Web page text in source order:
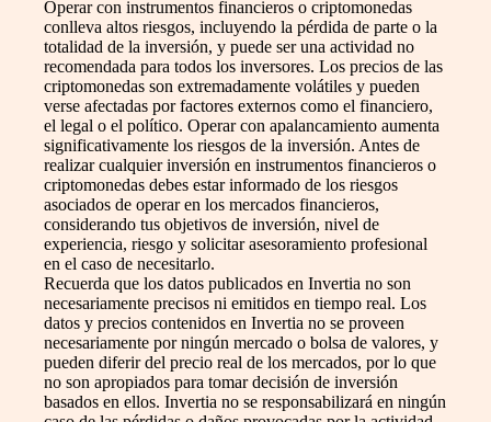
Operar con instrumentos financieros o criptomonedas
conlleva altos riesgos, incluyendo la pérdida de parte o la
totalidad de la inversión, y puede ser una actividad no
recomendada para todos los inversores. Los precios de las
criptomonedas son extremadamente volátiles y pueden
verse afectadas por factores externos como el financiero,
el legal o el político. Operar con apalancamiento aumenta
significativamente los riesgos de la inversión. Antes de
realizar cualquier inversión en instrumentos financieros o
criptomonedas debes estar informado de los riesgos
asociados de operar en los mercados financieros,
considerando tus objetivos de inversión, nivel de
experiencia, riesgo y solicitar asesoramiento profesional
en el caso de necesitarlo.
Recuerda que los datos publicados en Invertia no son
necesariamente precisos ni emitidos en tiempo real. Los
datos y precios contenidos en Invertia no se proveen
necesariamente por ningún mercado o bolsa de valores, y
pueden diferir del precio real de los mercados, por lo que
no son apropiados para tomar decisión de inversión
basados en ellos. Invertia no se responsabilizará en ningún